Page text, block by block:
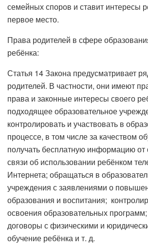
семейных споров и ставит интересы
первое место.
Права родителей в сфере
ребёнка:
Статья 14 Закона предусматривает
родителей. В частности, они имеют
права и законные интересы своего
подходящее образовательное
контролировать и участвовать в
процессе, в том числе за качеством
получать бесплатную информацию от
связи об использовании ребёнком
Интернета; обращаться в
учреждения с заявлениями о
образования и воспитания;
освоения образовательных
договоры с физическими и
обучение ребёнка и т. д.